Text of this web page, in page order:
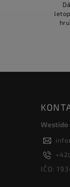
Westido
info
IČO: